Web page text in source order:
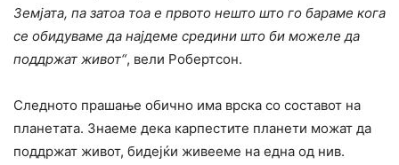
Земјата, па затоа тоа е првото нешто што го бараме кога
се обидуваме да најдеме средини што би можеле да
поддржат живот“, вели Робертсон.
Следното прашање обично има врска со составот на
планетата. Знаеме дека карпестите планети можат да
поддржат живот, бидејќи живееме на една од нив.